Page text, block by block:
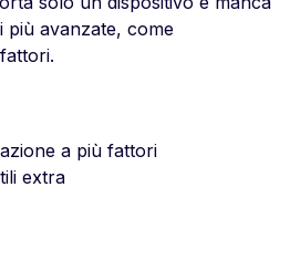
più avanzate, come
a più fattori
extra